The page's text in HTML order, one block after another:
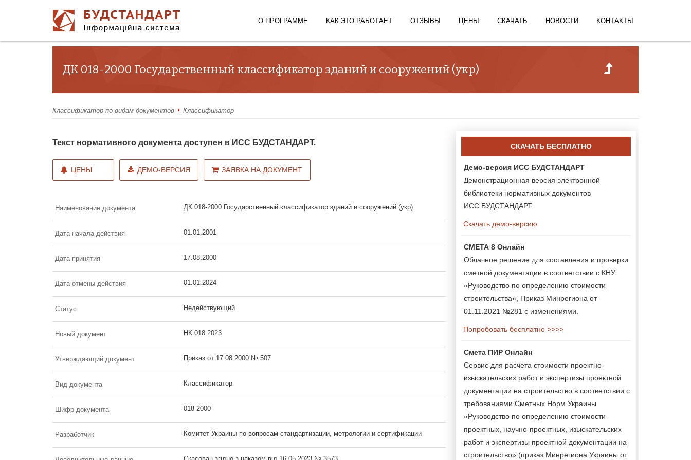
О ПРОГРАММЕ КАК ЭТО РАБОТАЕТ ОТЗЫВЫ ЦЕНЫ СКАЧАТЬ НОВОСТИ КОНТАКТЫ
ДК 018-2000 Государственный классификатор зданий и сооружений (укр)
Классификатор по видам документов Классификатор
Текст нормативного документа доступен в ИСС БУДСТАНДАРТ.
ЦЕНЫ ДЕМО-ВЕРСИЯ ЗАЯВКА НА ДОКУМЕНТ
Наименование документа ДК 018-2000 Государственный классификатор зданий и сооружений (укр)
Дата начала действия 01.01.2001
Дата принятия 17.08.2000
Дата отмены действия 01.01.2024
Статус Недействующий
Новый документ НК 018:2023
Утверждающий документ Приказ от 17.08.2000 № 507
Вид документа Классификатор
Шифр документа 018-2000
Разработчик Комитет Украины по вопросам стандартизации, метрологии и сертификации
СКАЧАТЬ БЕСПЛАТНО
Демо-версия ИСС БУДСТАНДАРТ
Демонстрационная версия электронной
библиотеки нормативных документов
ИСС БУДСТАНДАРТ.
Скачать демо-версию
СМЕТА 8 Онлайн
Облачное решение для составления и проверки
сметной документации в соответствии с КНУ
«Руководство по определению стоимости
строительства», Приказ Минрегиона от
01.11.2021 №281 с изменениями.
Попробовать бесплатно >>>>
Смета ПИР Онлайн
Сервис для расчета стоимости проектно-
изыскательских работ и экспертизы проектной
документации на строительство в соответствии с
требованиями Сметных Норм Украины
«Руководство по определению стоимости
проектных, научно-проектных, изыскательских
работ и экспертизы проектной документации на
строительство» (приказ Минрегиона Украины от